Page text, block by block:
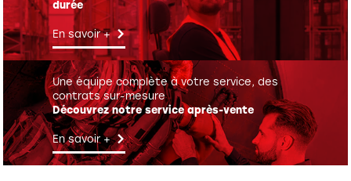
durée
En savoir +
Une équipe complète à votre service, des
contrats sur-mesure
Découvrez notre service après-vente
En savoir +